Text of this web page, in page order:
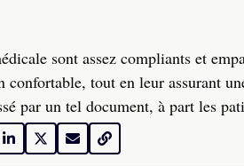
sont assez compliants et
tout en leur assurant
par un tel document, à part les